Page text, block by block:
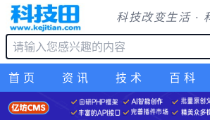
科技改变生活 ·
首页 资讯 技术 百科